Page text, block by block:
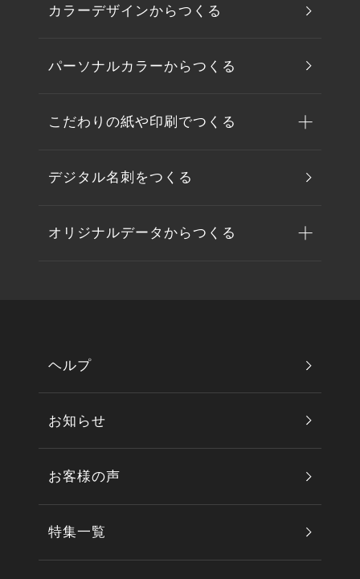
カラーデザインからつくる
パーソナルカラーからつくる
こだわりの紙や印刷でつくる
デジタル名刺をつくる
オリジナルデータからつくる
ヘルプ
お知らせ
お客様の声
特集一覧